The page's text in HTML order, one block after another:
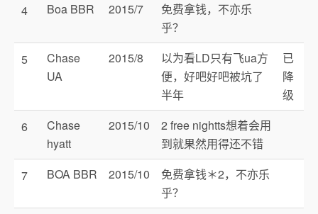
4 Boa BBR 2015/7
免费拿钱，不亦乐
乎？
5
Chase
UA
2015/8
以为看LD只有飞ua方
便，好吧好吧被坑了
半年
已
降
级
6
Chase
hyatt
2015/10
2 free nightts想着会用
到就果然用得还不错
7
BOA BBR 2015/10
免费拿钱＊2，不亦乐
乎？